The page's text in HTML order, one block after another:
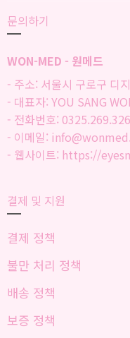
문의하기
WON-MED - 원메드
- 주소: 서울시 구로구 디
- 대표자: YOU SANG
- 전화번호: 0325.269.326
- 이메일:
- 웹사이트: https://
결제 및 지원
결제 정책
불만 처리 정책
배송 정책
보증 정책